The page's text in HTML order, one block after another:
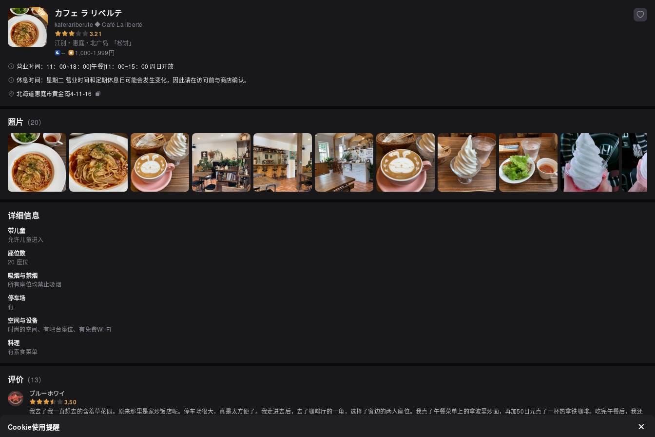
カフェ ラ リベルテ
kaferariberute ◆ Café La liberté
3.21
江别・恵庭・北广岛 「松饼」
--
1,000-1,999円
营业时间： 11：00~18：00[午餐]11：00~15：00 周日开放
休息时间： 星期二 营业时间和定期休息日可能会发生变化，因此请在访问前与商店确认。
北海道恵庭市黄金南4-11-16
照片 （20）
详细信息
带儿童
允许儿童进入
座位数
20 座位
吸烟与禁烟
所有座位均禁止吸烟
停车场
有
空间与设备
时尚的空间、有吧台座位、有免费Wi-Fi
料理
有素食菜单
评价（13）
ブルーホワイ
3.50
我去了我一直想去的含羞草花园。原来那里是家炒饭店呢。停车场很大，真是太方便了。我走进去后，去了咖啡厅的一角，选择了窗边的两人座位。我点了午餐菜单上的拿波里炒面，再加50日元点了一杯热拿铁咖啡。吃完午餐后，我还
显示全部
Cookie使用提醒